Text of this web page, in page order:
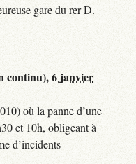
gare du rer D.
continu),6 janvier
où la panne d’une
et 10h, obligeant à
d’incidents